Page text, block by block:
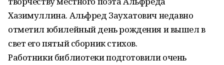
Хазимуллина. Альфред Заухатович недавно
отметил юбилейный день рождения и вышел в
свет его пятый сборник стихов.
Работники библиотеки подготовили очень